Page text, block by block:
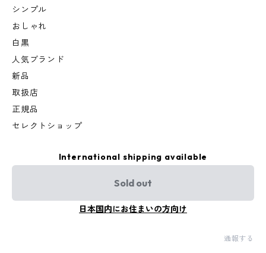
シンプル
おしゃれ
白黒
人気ブランド
新品
取扱店
正規品
セレクトショップ
International shipping available
Sold out
日本国内にお住まいの方向け
通報する